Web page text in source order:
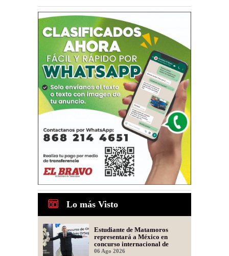
Lo más Visto
Estudiante de Matamoros
representará a México en
concurso internacional de
oratoria en Perú
06 Ago 2026